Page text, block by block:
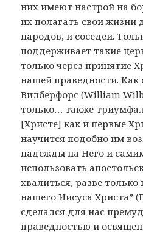
них имеют настрой на
их полагать свои жизни
народов, и соседей.
поддерживает такие
только через принятие
нашей праведности. Как
Вилберфорс (William
только… также
[Христе] как и первые
научится подобно им
надежды на Него и
использовать
хвалиться, разве только
нашего Иисуса Христа”
сделался для нас
праведностью и